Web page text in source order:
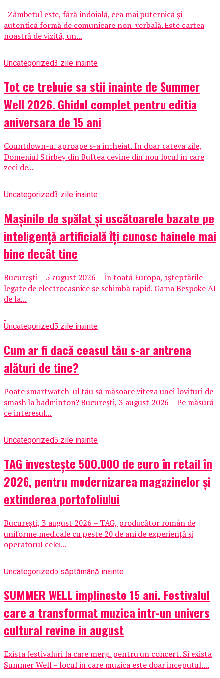
Zâmbetul este, fără îndoială, cea mai puternică și
autentică formă de comunicare non-verbală. Este cartea
noastră de vizită, un...
Uncategorized3 zile inainte
Tot ce trebuie sa stii inainte de Summer
Well 2026. Ghidul complet pentru editia
aniversara de 15 ani
Countdown-ul aproape s-a incheiat. In doar cateva zile,
Domeniul Stirbey din Buftea devine din nou locul in care
zeci de...
Uncategorized3 zile inainte
Mașinile de spălat și uscătoarele bazate pe
inteligență artificială îți cunosc hainele mai
bine decât tine
București – 5 august 2026 – În toată Europa, așteptările
legate de electrocasnice se schimbă rapid. Gama Bespoke AI
de la...
Uncategorized5 zile inainte
Cum ar fi dacă ceasul tău s-ar antrena
alături de tine?
Poate smartwatch-ul tău să măsoare viteza unei lovituri de
smash la badminton? București, 3 august 2026 – Pe măsură
ce interesul...
Uncategorized5 zile inainte
TAG investește 500.000 de euro în retail în
2026, pentru modernizarea magazinelor și
extinderea portofoliului
București, 3 august 2026 – TAG, producător român de
uniforme medicale cu peste 20 de ani de experiență și
operatorul celei...
Uncategorizedo săptămână inainte
SUMMER WELL implineste 15 ani. Festivalul
care a transformat muzica intr-un univers
cultural revine in august
Exista festivaluri la care mergi pentru un concert. Si exista
Summer Well – locul in care muzica este doar inceputul....